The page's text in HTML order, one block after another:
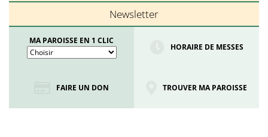
Newsletter
MA PAROISSE EN 1 CLIC
HORAIRE DE MESSES
FAIRE UN DON TROUVER MA PAROISSE